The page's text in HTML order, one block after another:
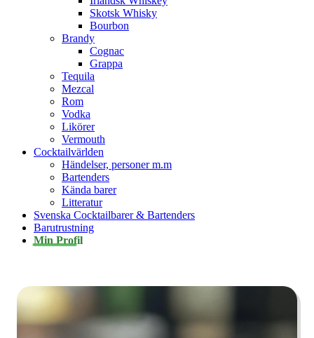
Skotsk Whisky
Bourbon
Brandy
Cognac
Grappa
Tequila
Mezcal
Rom
Vodka
Likörer
Vermouth
Cocktailvärlden
Händelser, personer m.m
Bartenders
Kända barer
Litteratur
Svenska Cocktailbarer & Bartenders
Barutrustning
Min Profil